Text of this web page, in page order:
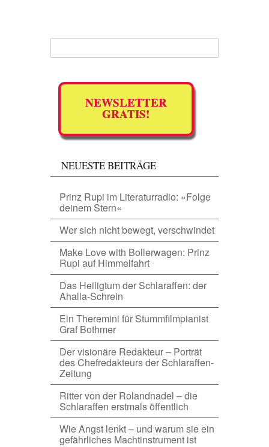
NEWSLETTER
GRATIS!
NEUESTE BEITRÄGE
Prinz Rupi im Literaturradio: »Folge
deinem Stern«
Wer sich nicht bewegt, verschwindet
Make Love with Bollerwagen: Prinz
Rupi auf Himmelfahrt
Das Heiligtum der Schlaraffen: der
Ahalla-Schrein
Ein Theremini für Stummfilmpianist
Graf Bothmer
Der visionäre Redakteur – Porträt
des Chefredakteurs der Schlaraffen-
Zeitung
Ritter von der Rolandnadel – die
Schlaraffen erstmals öffentlich
Wie Angst lenkt – und warum sie ein
gefährliches Machtinstrument ist